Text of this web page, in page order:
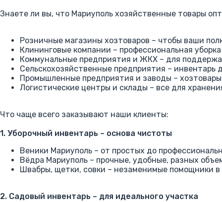
Знаете ли вы, что Мариуполь хозяйственные товары
Розничные магазины хозтоваров – чтобы ваши
Клининговые компании – профессиональная
Коммунальные предприятия и ЖКХ – для
Сельскохозяйственные предприятия – инвентарь
Промышленные предприятия и заводы –
Логистические центры и склады – все для
Что чаще всего заказывают наши клиенты:
1. Уборочный инвентарь – основа чистоты
Веники Мариуполь – от простых до
Вёдра Мариуполь – прочные, удобные, разных
Швабры, щетки, совки – незаменимые помощники в
2. Садовый инвентарь – для идеального участка